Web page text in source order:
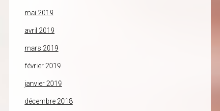
mai 2019
avril 2019
mars 2019
février 2019
janvier 2019
décembre 2018